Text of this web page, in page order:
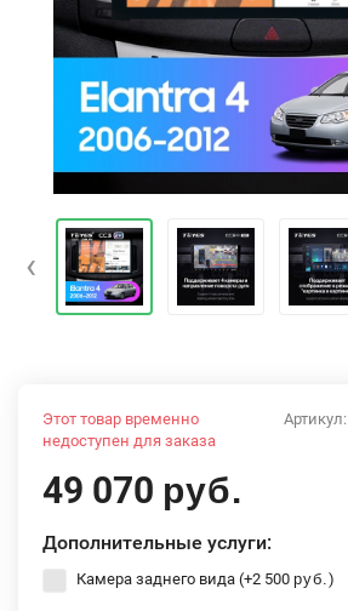
‹
Артикул:
Этот товар временно
недоступен для заказа
49 070 руб.
Дополнительные услуги:
Камера заднего вида (+2 500 руб. )